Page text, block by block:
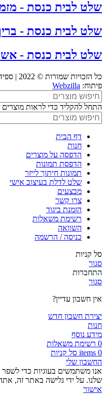
שלט לבית כנסת -
שלט לבית כנסת -
שלט לבית כנסת -
כל הזכויות שמורות © 2022 | ספידפרינט
פיתוח: Webzilla
התחל להקליד כדי לראות
דף הבית
חנות
הדפסה על מוצרים
הדפסת תמונות
תמונות חיתוך לייזר
שלט לדלת בעיצוב אישי
מבצעים
צרו קשר
הזמנת ביגוד
רשימת משאלות
השוואה
כניסה / הרשמה
סל קניות
סגור
התחברות
סגור
אין חשבון עדיין?
יצירת חשבון חדש
חנות
מידע נוסף
0 רשימת משאלות
0
items סל קניות
החשבון שלי
אנו משתמשים בעוגיות כדי
שלנו. על ידי גלישה באתר זה,
אישור